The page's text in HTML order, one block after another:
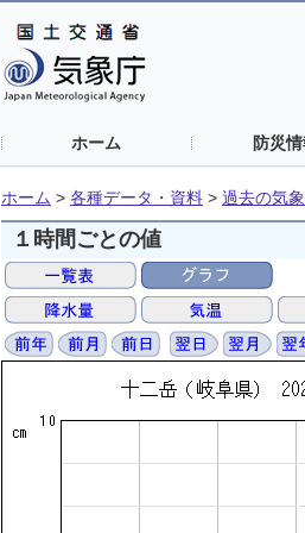
ホーム 防災
ホーム > 各種データ・資料 > 過去の気
１時間ごとの値